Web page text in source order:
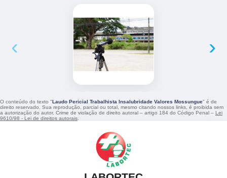
‹ ›
O conteúdo do texto "Laudo Pericial Trabalhista Insalubridade Valores Mossungue" é de
direito reservado. Sua reprodução, parcial ou total, mesmo citando nossos links, é proibida sem
a autorização do autor. Crime de violação de direito autoral – artigo 184 do Código Penal – Lei
9610/98 - Lei de direitos autorais